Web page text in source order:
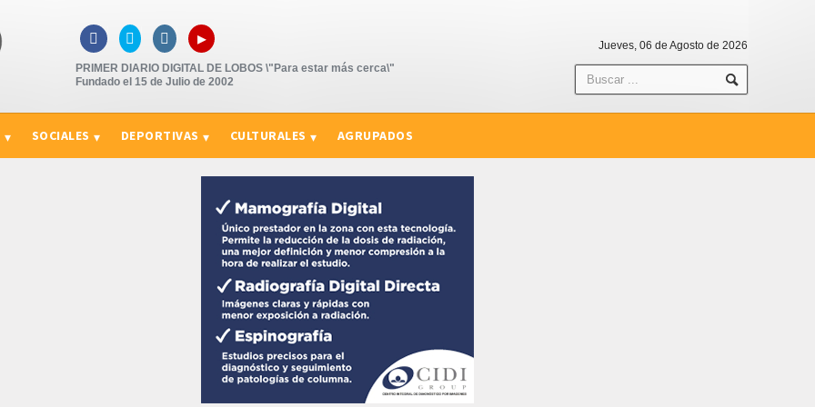
   ▸
PRIMER DIARIO DIGITAL DE LOBOS \"Para estar más cerca\"
Fundado el 15 de Julio de 2002
Jueves, 06 de Agosto de 2026
SOCIALES DEPORTIVAS CULTURALES AGRUPADOS